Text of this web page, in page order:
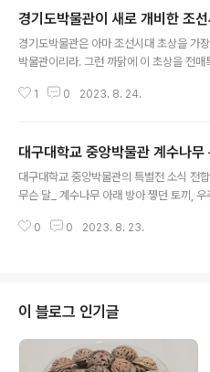
경기도박물관이 새로 개비한 조
경기도박물관은 아마 조선시대 초상을 가
박물관이리라. 그런 까닭에 이 초상을 전매
초상 코너를 개비했다. 이 코너 대문은 다음
림이다. 옛 조상들에게 초상화는 단지 기록
만을 의미하지 않았다. 제작을 준비하는 시
다했으며, 완성 후에는 살아있는 사람과 똑
는 '사실성'이 매우 중요시되었다. 얼굴의 표
1 0 2023. 8. 24.
대구대학교 중앙박물관 계수나무
대구대학교 중앙박물관의 특별전 소식 전
무슨 달_ 계수나무 아래 방아 찧던 토끼,
평일, 공휴일 휴관) ■ 전시장소: 대구대학교
서 ‘하늘과 닿은 달, 설화와 신화가 되다.’, 2
다 : 달과 예술’에서 ‘창작의 영감을 주는
다.’, 3부 ‘달로 향하다 : 달과 과학’에서 ‘우
국, 달 미래가 되다.’로 이어집니다. 전시에
0 0 2023. 8. 23.
이 블로그 인기글